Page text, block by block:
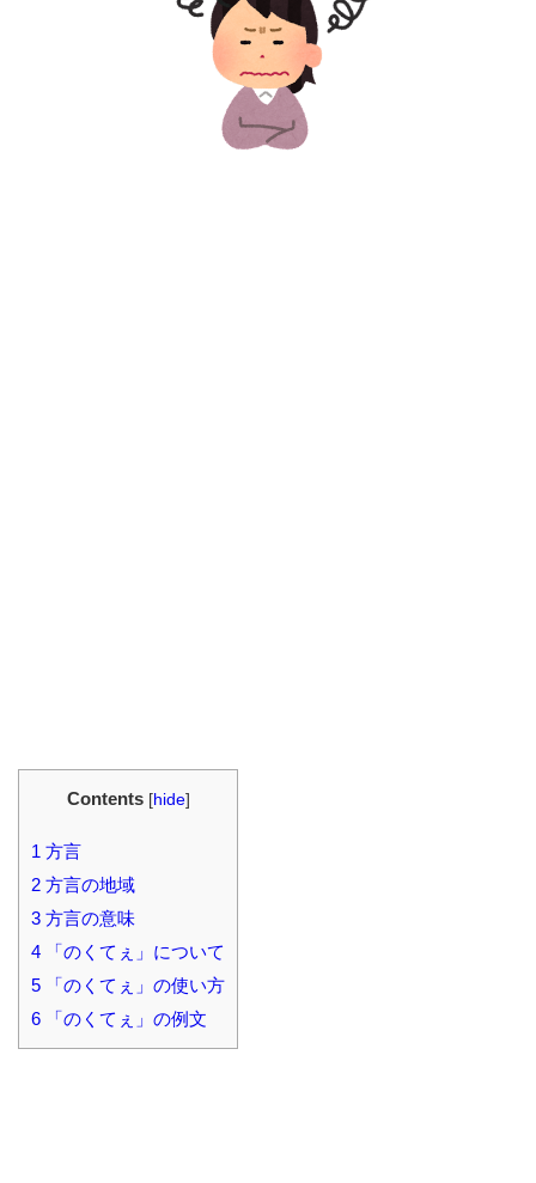
Contents [hide]
1 方言
2 方言の地域
3 方言の意味
4 「のくてぇ」について
5 「のくてぇ」の使い方
6 「のくてぇ」の例文